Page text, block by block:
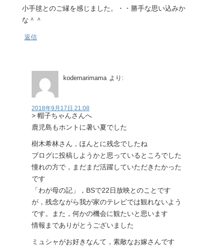
小手毬とのご縁を感じました。・・勝手な思い込みか
な＾＾
返信
kodemarimama より:
2018年9月17日 21:08
> 帽子ちゃんさんへ
鹿児島もホントに暑い夏でした
樹木希林さん，ほんとに残念でしたね
ブログに投稿しようかと思っているところでした
憧れの方で，まだまだ活躍していただきたかった
です
「わが母の記」，BSで22日放映とのことです
が，残念ながら我が家のテレビでは観れないよう
です。また，何かの機会に観たいと思います
情報までありがとうございました
ミュシャがお好きなんて，素敵なお嫁さんです